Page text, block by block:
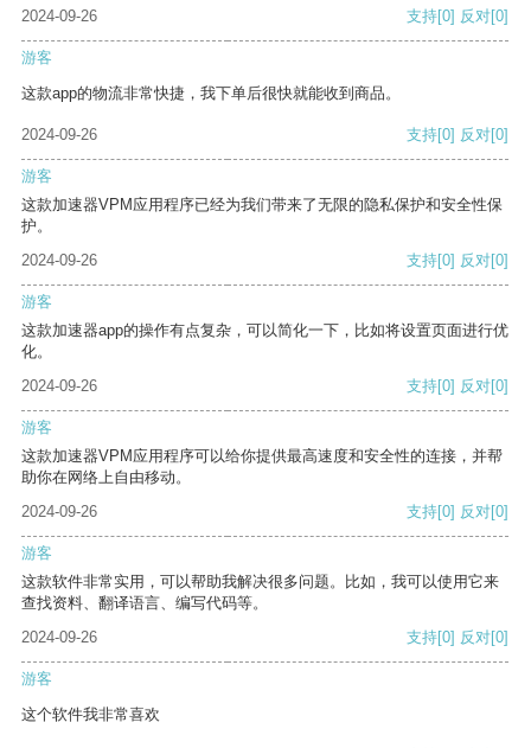
2024-09-26 支持[0] 反对[0]
游客
这款app的物流非常快捷，我下单后很快就能收到商品。
2024-09-26 支持[0] 反对[0]
游客
这款加速器VPM应用程序已经为我们带来了无限的隐私保护和安全性保
护。
2024-09-26
支持[0] 反对[0]
游客
这款加速器app的操作有点复杂，可以简化一下，比如将设置页面进行优
化。
2024-09-26
支持[0] 反对[0]
游客
这款加速器VPM应用程序可以给你提供最高速度和安全性的连接，并帮
助你在网络上自由移动。
2024-09-26
支持[0] 反对[0]
游客
这款软件非常实用，可以帮助我解决很多问题。比如，我可以使用它来
查找资料、翻译语言、编写代码等。
2024-09-26
支持[0] 反对[0]
游客
这个软件我非常喜欢